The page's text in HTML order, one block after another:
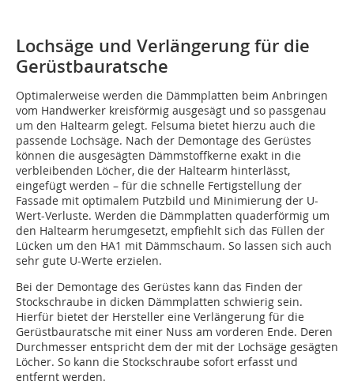
Lochsäge und Verlängerung für die
Gerüstbauratsche
Optimalerweise werden die Dämmplatten beim Anbringen
vom Handwerker kreisförmig ausgesägt und so passgenau
um den Haltearm gelegt. Felsuma bietet hierzu auch die
passende Lochsäge. Nach der Demontage des Gerüstes
können die ausgesägten Dämmstoffkerne exakt in die
verbleibenden Löcher, die der Haltearm hinterlässt,
eingefügt werden – für die schnelle Fertigstellung der
Fassade mit optimalem Putzbild und Minimierung der U-
Wert-Verluste. Werden die Dämmplatten quaderförmig um
den Haltearm herumgesetzt, empfiehlt sich das Füllen der
Lücken um den HA1 mit Dämmschaum. So lassen sich auch
sehr gute U-Werte erzielen.
Bei der Demontage des Gerüstes kann das Finden der
Stockschraube in dicken Dämmplatten schwierig sein.
Hierfür bietet der Hersteller eine Verlängerung für die
Gerüstbauratsche mit einer Nuss am vorderen Ende. Deren
Durchmesser entspricht dem der mit der Lochsäge gesägten
Löcher. So kann die Stockschraube sofort erfasst und
entfernt werden.